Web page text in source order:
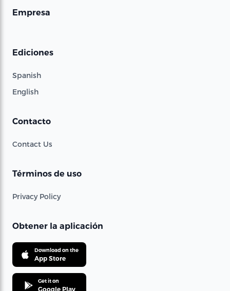
Empresa
Ediciones
Spanish
English
Contacto
Contact Us
Términos de uso
Privacy Policy
Obtener la aplicación
Download on the
App Store
Get it on
Google Play